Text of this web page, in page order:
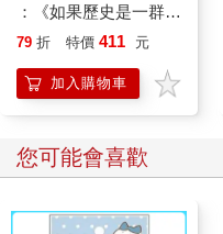
：《如果歷史是一群
喵》作者最新力作，附
79 折 特價 411 元
加入購物車
您可能會喜歡